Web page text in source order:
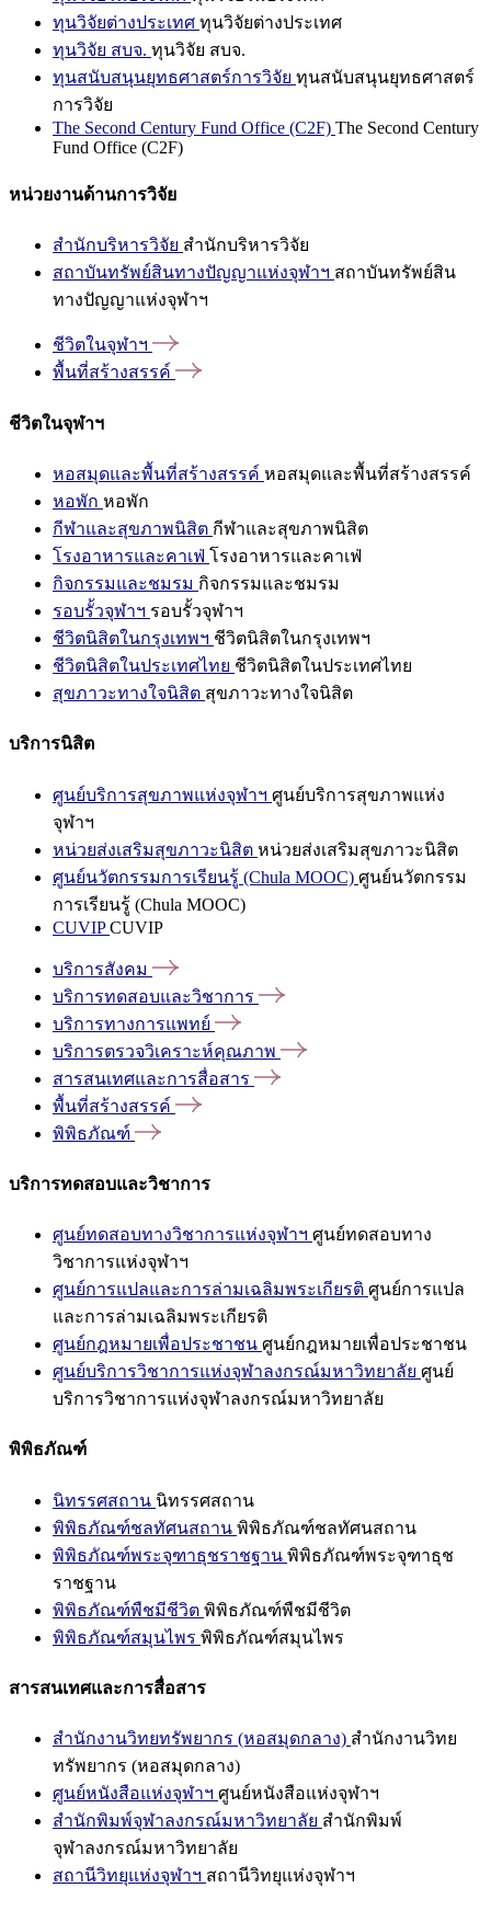
ทุนวิจัยต่างประเทศ ทุนวิจัยต่างประเทศ
ทุนวิจัย สบจ. ทุนวิจัย สบจ.
ทุนสนับสนุนยุทธศาสตร์การวิจัย ทุนสนับสนุนยุทธศาสตร์
การวิจัย
The Second Century Fund Office (C2F) The Second Century
Fund Office (C2F)
หน่วยงานด้านการวิจัย
สำนักบริหารวิจัย สำนักบริหารวิจัย
สถาบันทรัพย์สินทางปัญญาแห่งจุฬาฯ สถาบันทรัพย์สิน
ทางปัญญาแห่งจุฬาฯ
ชีวิตในจุฬาฯ
พื้นที่สร้างสรรค์
ชีวิตในจุฬาฯ
หอสมุดและพื้นที่สร้างสรรค์ หอสมุดและพื้นที่สร้างสรรค์
หอพัก หอพัก
กีฬาและสุขภาพนิสิต กีฬาและสุขภาพนิสิต
โรงอาหารและคาเฟ่ โรงอาหารและคาเฟ่
กิจกรรมและชมรม กิจกรรมและชมรม
รอบรั้วจุฬาฯ รอบรั้วจุฬาฯ
ชีวิตนิสิตในกรุงเทพฯ ชีวิตนิสิตในกรุงเทพฯ
ชีวิตนิสิตในประเทศไทย ชีวิตนิสิตในประเทศไทย
สุขภาวะทางใจนิสิต สุขภาวะทางใจนิสิต
บริการนิสิต
ศูนย์บริการสุขภาพแห่งจุฬาฯ ศูนย์บริการสุขภาพแห่ง
จุฬาฯ
หน่วยส่งเสริมสุขภาวะนิสิต หน่วยส่งเสริมสุขภาวะนิสิต
ศูนย์นวัตกรรมการเรียนรู้ (Chula MOOC) ศูนย์นวัตกรรม
การเรียนรู้ (Chula MOOC)
CUVIPCUVIP
บริการสังคม
บริการทดสอบและวิชาการ
บริการทางการแพทย์
บริการตรวจวิเคราะห์คุณภาพ
สารสนเทศและการสื่อสาร
พื้นที่สร้างสรรค์
พิพิธภัณฑ์
บริการทดสอบและวิชาการ
ศูนย์ทดสอบทางวิชาการแห่งจุฬาฯ ศูนย์ทดสอบทาง
วิชาการแห่งจุฬาฯ
ศูนย์การแปลและการล่ามเฉลิมพระเกียรติ ศูนย์การแปล
และการล่ามเฉลิมพระเกียรติ
ศูนย์กฎหมายเพื่อประชาชน ศูนย์กฎหมายเพื่อประชาชน
ศูนย์บริการวิชาการแห่งจุฬาลงกรณ์มหาวิทยาลัย ศูนย์
บริการวิชาการแห่งจุฬาลงกรณ์มหาวิทยาลัย
พิพิธภัณฑ์
นิทรรศสถาน นิทรรศสถาน
พิพิธภัณฑ์ชลทัศนสถาน พิพิธภัณฑ์ชลทัศนสถาน
พิพิธภัณฑ์พระจุฑาธุชราชฐาน พิพิธภัณฑ์พระจุฑาธุช
ราชฐาน
พิพิธภัณฑ์พืชมีชีวิต พิพิธภัณฑ์พืชมีชีวิต
พิพิธภัณฑ์สมุนไพร พิพิธภัณฑ์สมุนไพร
สารสนเทศและการสื่อสาร
สำนักงานวิทยทรัพยากร (หอสมุดกลาง) สำนักงานวิทย
ทรัพยากร (หอสมุดกลาง)
ศูนย์หนังสือแห่งจุฬาฯ ศูนย์หนังสือแห่งจุฬาฯ
สำนักพิมพ์จุฬาลงกรณ์มหาวิทยาลัย สำนักพิมพ์
จุฬาลงกรณ์มหาวิทยาลัย
สถานีวิทยุแห่งจุฬาฯ สถานีวิทยุแห่งจุฬาฯ